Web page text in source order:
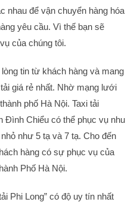
nhau để vận chuyển hàng hóa
yêu cầu. Vì thế bạn sẽ
của chúng tôi.
tin từ khách hàng và mang
giá rẻ nhất. Nhờ mạng lưới
phố Hà Nội. Taxi tải
Đình Chiểu có thể phục vụ nhu
như 5 tạ và 7 tạ. Cho đến
hàng có sự phục vụ của
Phố Hà Nội.
Phi Long” có độ uy tín nhất